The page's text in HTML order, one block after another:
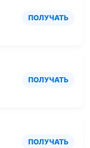
ПОЛУЧАТЬ
ПОЛУЧАТЬ
ПОЛУЧАТЬ